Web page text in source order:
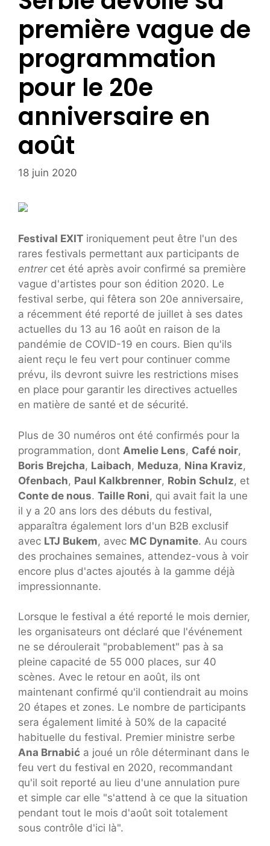
première vague de
programmation
pour le 20e
anniversaire en
août
18 juin 2020
Festival EXIT ironiquement peut être l'un des
rares festivals permettant aux participants de
entrercet été après avoir confirmé sa première
vague d'artistes pour son édition 2020. Le
festival serbe, qui fêtera son 20e anniversaire,
a récemment été reporté de juillet à ses dates
actuelles du 13 au 16 août en raison de la
pandémie de COVID-19 en cours. Bien qu'ils
aient reçu le feu vert pour continuer comme
prévu, ils devront suivre les restrictions mises
en place pour garantir les directives actuelles
en matière de santé et de sécurité.
Plus de 30 numéros ont été confirmés pour la
programmation, dont Amelie Lens, Café noir,
Boris Brejcha, Laibach, Meduza, Nina Kraviz,
Ofenbach, Paul Kalkbrenner, Robin Schulz, et
Conte de nous. Taille Roni, qui avait fait la une
il y a 20 ans lors des débuts du festival,
apparaîtra également lors d'un B2B exclusif
avec LTJ Bukem, avec MC Dynamite. Au cours
des prochaines semaines, attendez-vous à voir
encore plus d'actes ajoutés à la gamme déjà
impressionnante.
Lorsque le festival a été reporté le mois dernier,
les organisateurs ont déclaré que l'événement
ne se déroulerait "probablement" pas à sa
pleine capacité de 55 000 places, sur 40
scènes. Avec le retour en août, ils ont
maintenant confirmé qu'il contiendrait au moins
20 étapes et zones. Le nombre de participants
sera également limité à 50% de la capacité
habituelle du festival. Premier ministre serbe
Ana Brnabić a joué un rôle déterminant dans le
feu vert du festival en 2020, recommandant
qu'il soit reporté au lieu d'une annulation pure
et simple car elle "s'attend à ce que la situation
pendant tout le mois d'août soit totalement
sous contrôle d'ici là".